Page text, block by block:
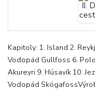
Kapitoly: 1. Island 2.
Vodopád Gullfoss 6.
Akureyri 9. Húsavík 10.
Vodopád